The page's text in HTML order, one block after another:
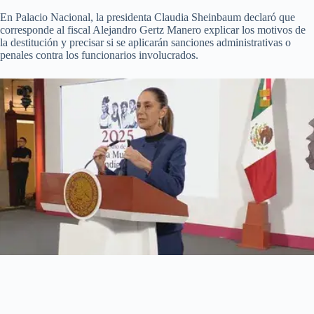
En Palacio Nacional, la presidenta Claudia Sheinbaum declaró que
corresponde al fiscal Alejandro Gertz Manero explicar los motivos de
la destitución y precisar si se aplicarán sanciones administrativas o
penales contra los funcionarios involucrados.